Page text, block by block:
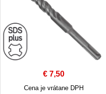
€7,50
Cena je vrátane DPH